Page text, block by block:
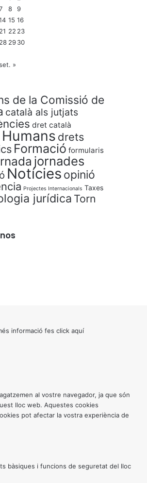
8
9
15 16
21 22 23
28 2930
»
de la Comissió de
català als jutjats
dret català
drets
Formació formularis
jornades
Notícies opinió
Projectes Internacionals Taxes
jurídica Torn
informació fes click aquí
al vostre navegador, ja que són
lloc web. Aquestes cookies
pot afectar la vostra experiència de
bàsiques i funcions de seguretat del lloc